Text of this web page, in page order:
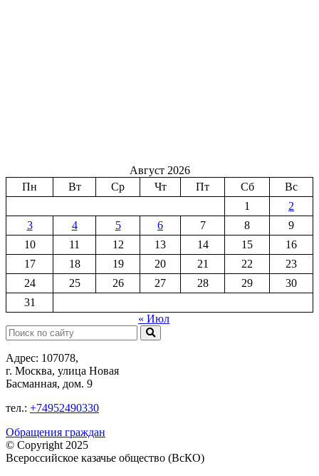
Август 2026
Пн
Вт Ср Чт Пт Сб
Вс
1
2
3
4 5 6 7 8
9
10
11 12 13 14 15
16
17
18 19 20 21 22
23
24
25 26 27 28 29
30
31
« Июл
Поиск:
Адрес: 107078,
г. Москва, улица Новая
Басманная, дом. 9
тел.: +74952490330
Обращения граждан
© Copyright 2025
Всероссийское казачье общество (ВсКО)